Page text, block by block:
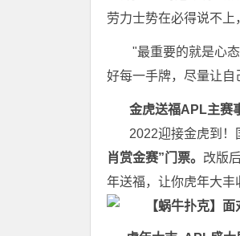
劳力士势在必得说不
"最重要的就是心
好每一手牌，尽量让自
金虎送福APL主赛
2022迎接金虎到！
肖赏金赛”门票。 改版
年送福，让你虎年大丰